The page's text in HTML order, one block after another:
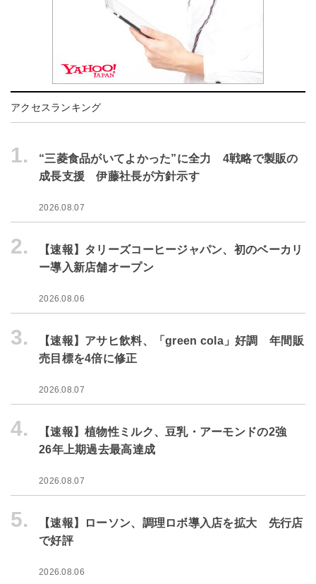
アクセスランキング
1.
“三菱食品がいてよかった”に全力 4戦略で製販の
成長支援 伊藤社長が方針示す
2026.08.07
2.
【速報】タリーズコーヒージャパン、初のベーカリ
ー導入新店舗オープン
2026.08.06
3.
【速報】アサヒ飲料、「green cola」好調 年間販
売目標を4倍に修正
2026.08.07
4.
【速報】植物性ミルク、豆乳・アーモンドの2強
26年上期過去最高達成
2026.08.07
5.
【速報】ローソン、調理ロボ導入店を拡大 先行店
で好評
2026.08.06